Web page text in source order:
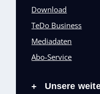
Download
TeDo Business
Mediadaten
Abo-Service
+ Unsere